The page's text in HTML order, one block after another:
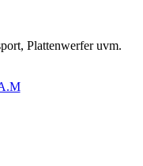
Plattenwerfer uvm.